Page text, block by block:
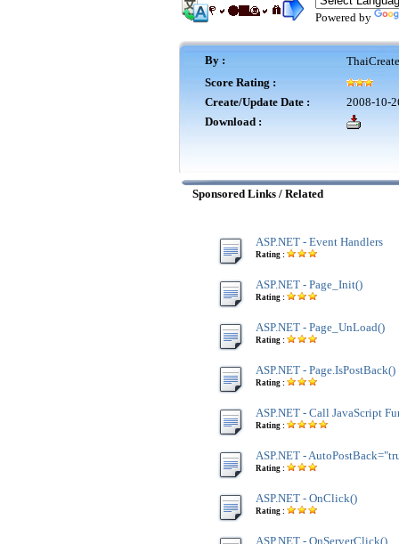
Powered by
By :
Score Rating :
Create/Update Date :
2008-10-
Download :
Sponsored Links / Related
ASP.NET - Event Handlers
Rating :
ASP.NET - Page_Init()
Rating :
ASP.NET - Page_UnLoad()
Rating :
ASP.NET - Page.IsPostBack()
Rating :
ASP.NET - Call JavaScript
Rating :
ASP.NET -
Rating :
ASP.NET - OnClick()
Rating :
ASP.NET - OnServerClick()